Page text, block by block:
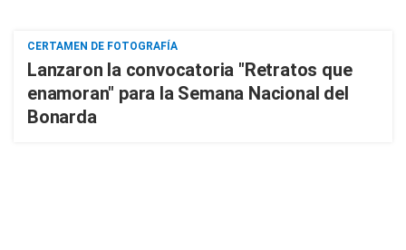
CERTAMEN DE FOTOGRAFÍA
Lanzaron la convocatoria "Retratos que
enamoran" para la Semana Nacional del
Bonarda